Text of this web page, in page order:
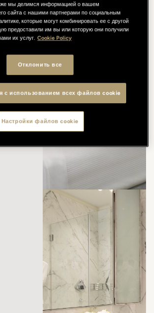
мы делимся информацией о вашем
сайта с нашими партнерами по социальным
которые могут комбинировать ее с другой
предоставили им вы или которую они получили
их услуг. Cookie Policy
Отклонить все
с использованием всех файлов cookie
Настройки файлов cookie